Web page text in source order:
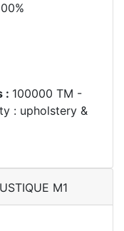
: 100000 TM -
: upholstery &
M1